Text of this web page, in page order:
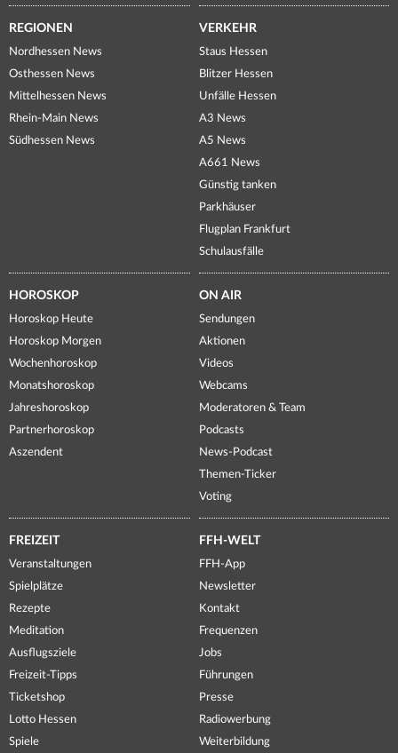
REGIONEN
Nordhessen News
Osthessen News
Mittelhessen News
Rhein-Main News
Südhessen News
VERKEHR
Staus Hessen
Blitzer Hessen
Unfälle Hessen
A3 News
A5 News
A661 News
Günstig tanken
Parkhäuser
Flugplan Frankfurt
Schulausfälle
HOROSKOP
Horoskop Heute
Horoskop Morgen
Wochenhoroskop
Monatshoroskop
Jahreshoroskop
Partnerhoroskop
Aszendent
ON AIR
Sendungen
Aktionen
Videos
Webcams
Moderatoren & Team
Podcasts
News-Podcast
Themen-Ticker
Voting
FREIZEIT
Veranstaltungen
Spielplätze
Rezepte
Meditation
Ausflugsziele
Freizeit-Tipps
Ticketshop
Lotto Hessen
Spiele
FFH-WELT
FFH-App
Newsletter
Kontakt
Frequenzen
Jobs
Führungen
Presse
Radiowerbung
Weiterbildung